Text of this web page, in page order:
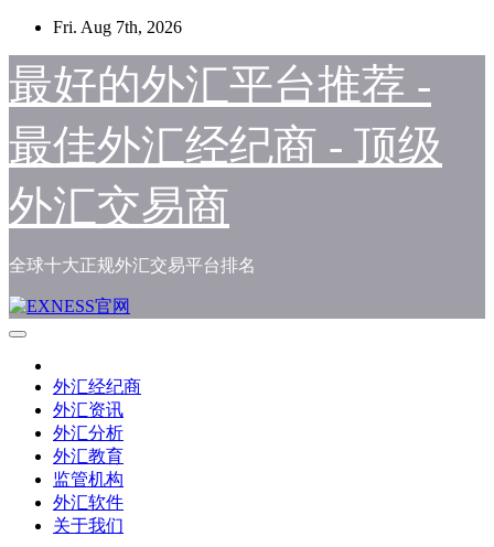
Skip
content
Fri. Aug 7th, 2026
最好的外汇平台推荐 -
最佳外汇经纪商 - 顶级
外汇交易商
全球十大正规外汇交易平台排名
外汇经纪商
外汇资讯
外汇分析
外汇教育
监管机构
外汇软件
关于我们